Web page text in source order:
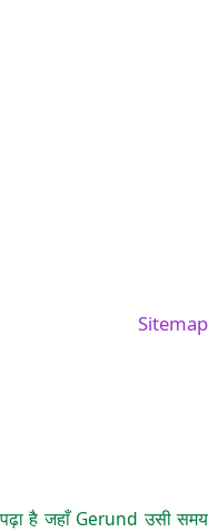
Sitemap
है जहाँ Gerund उसी समय